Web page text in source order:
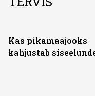
Kas pikamaajooks
kahjustab